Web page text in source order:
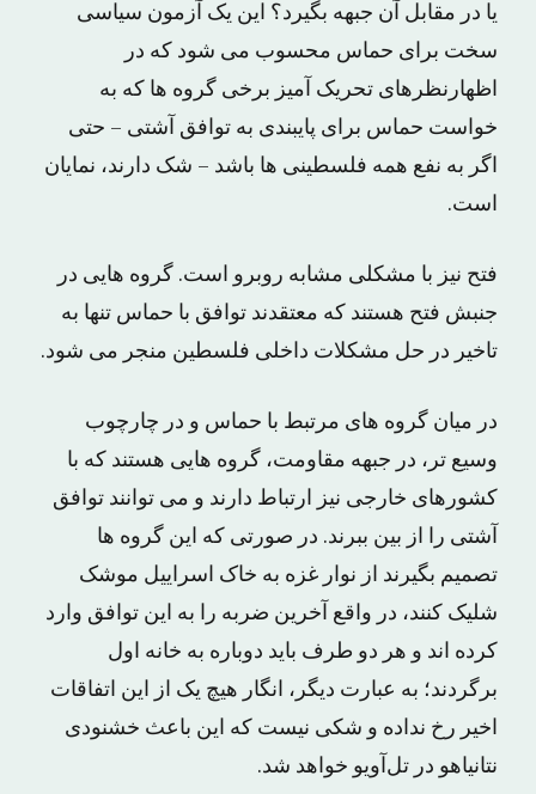
یا در مقابل آن جبهه بگیرد؟ این یک آزمون سیاسی
سخت برای حماس محسوب می شود که در
اظهارنظرهای تحریک آمیز برخی گروه ها که به
خواست حماس برای پایبندی به توافق آشتی – حتی
اگر به نفع همه فلسطینی ها باشد – شک دارند، نمایان
است.
فتح نیز با مشکلی مشابه روبرو است. گروه هایی در
جنبش فتح هستند که معتقدند توافق با حماس تنها به
تاخیر در حل مشکلات داخلی فلسطین منجر می شود.
در میان گروه های مرتبط با حماس و در چارچوب
وسیع تر، در جبهه مقاومت، گروه هایی هستند که با
کشورهای خارجی نیز ارتباط دارند و می توانند توافق
آشتی را از بین ببرند. در صورتی که این گروه ها
تصمیم بگیرند از نوار غزه به خاک اسراییل موشک
شلیک کنند، در واقع آخرین ضربه را به این توافق وارد
کرده اند و هر دو طرف باید دوباره به خانه اول
برگردند؛ به عبارت دیگر، انگار هیچ یک از این اتفاقات
اخیر رخ نداده و شکی نیست که این باعث خشنودی
نتانیاهو در تل‌آویو خواهد شد.